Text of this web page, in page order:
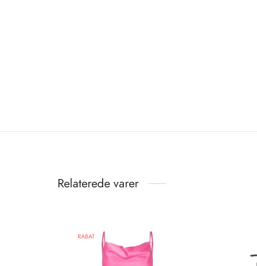
Relaterede varer
RABAT